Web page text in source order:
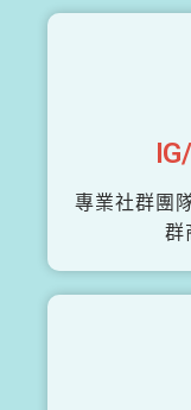
專業社群團
群